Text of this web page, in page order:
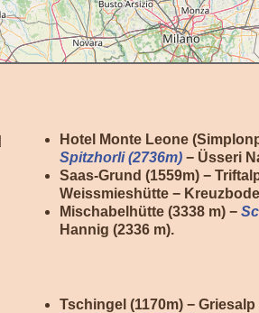
Hotel Monte Leone
Spitzhorli (2736m) − Üsseri
Saas-Grund (1559m) −
Weissmieshütte −
Mischabelhütte (3338 m) −
Hannig (2336 m).
Tschingel (1170m) −